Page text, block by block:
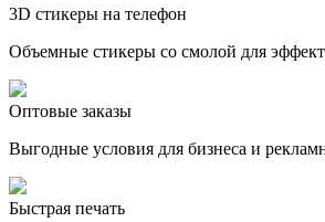
3D стикеры на телефон
Объемные стикеры со смолой для
Оптовые заказы
Выгодные условия для бизнеса и
Быстрая печать